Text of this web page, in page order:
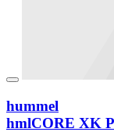
hummel
hmlCORE XK